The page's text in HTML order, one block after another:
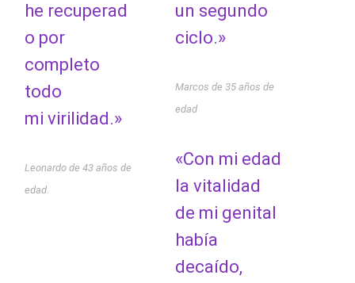
he recuperad
o por
completo
todo
mi virilidad.»
Leonardo de 43 años de
edad.
un segundo
ciclo.»
Marcos de 35 años de
edad
«Con mi edad
la vitalidad
de mi genital
había
decaído,